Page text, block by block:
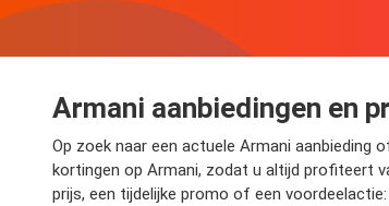
Armani aanbiedingen en
Op zoek naar een actuele Armani aanbieding
kortingen op Armani, zodat u altijd profiteert
prijs, een tijdelijke promo of een